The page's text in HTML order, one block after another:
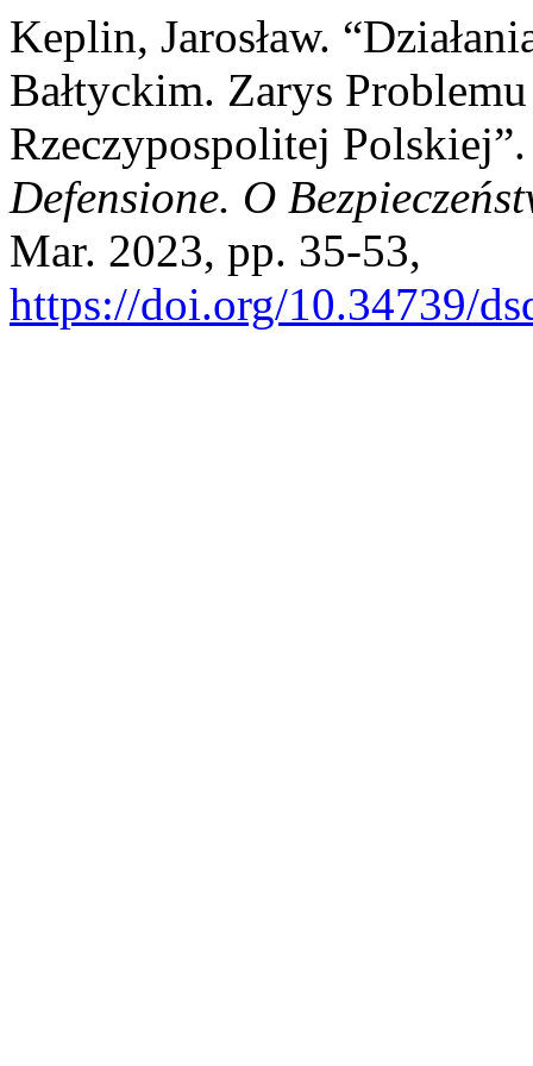
Keplin, Jarosław.
Bałtyckim. Zarys
Rzeczypospolitej
Defensione. O
Mar. 2023, pp. 35-53,
https://doi.org/10.34739/